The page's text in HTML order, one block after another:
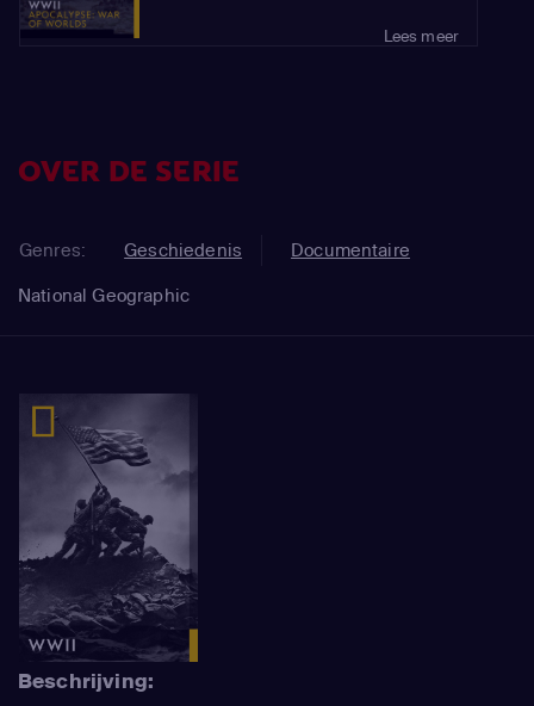
Lees meer
OVER DE SERIE
Genres: Geschiedenis
Documentaire
National Geographic
Beschrijving: